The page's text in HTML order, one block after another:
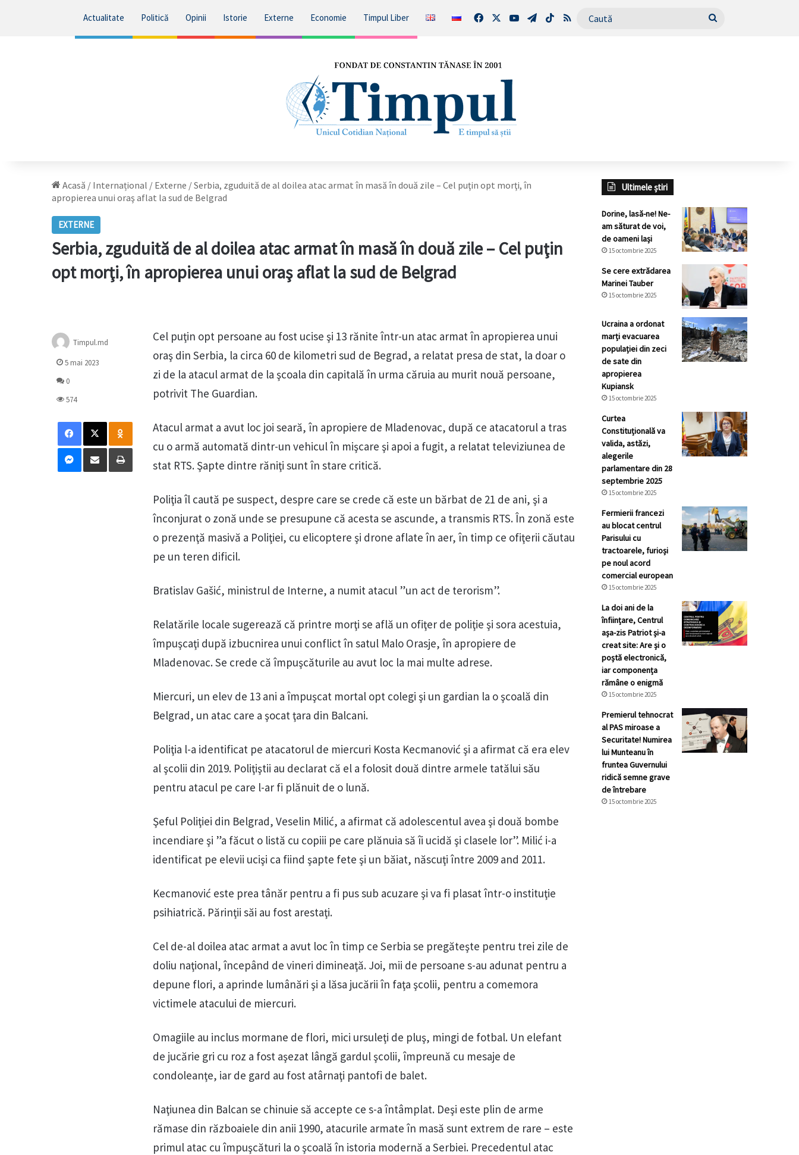
Actualitate Politică Opinii Istorie Externe Economie Timpul Liber FacebookYouTubeTelegram
TikTokRSS Caută
Acasă / Internațional / Externe /Serbia, zguduită de al doilea atac armat în masă în două zile – Cel puţin opt morţi, în
apropierea unui oraş aflat la sud de Belgrad
EXTERNE
Serbia, zguduită de al doilea atac armat în masă în două zile – Cel puţin
opt morţi, în apropierea unui oraş aflat la sud de Belgrad
Cel puţin opt persoane au fost ucise şi 13 rănite într-un atac armat în apropierea unui
oraş din Serbia, la circa 60 de kilometri sud de Begrad, a relatat presa de stat, la doar o
zi de la atacul armat de la şcoala din capitală în urma căruia au murit nouă persoane,
potrivit The Guardian.
Atacul armat a avut loc joi seară, în apropiere de Mladenovac, după ce atacatorul a tras
cu o armă automată dintr-un vehicul în mişcare şi apoi a fugit, a relatat televiziunea de
stat RTS. Şapte dintre răniţi sunt în stare critică.
Poliţia îl caută pe suspect, despre care se crede că este un bărbat de 21 de ani, şi a
înconjurat o zonă unde se presupune că acesta se ascunde, a transmis RTS. În zonă este
o prezenţă masivă a Poliţiei, cu elicoptere şi drone aflate în aer, în timp ce ofiţerii căutau
pe un teren dificil.
Bratislav Gašić, ministrul de Interne, a numit atacul ”un act de terorism”.
Relatările locale sugerează că printre morţi se află un ofiţer de poliţie şi sora acestuia,
împuşcaţi după izbucnirea unui conflict în satul Malo Orasje, în apropiere de
Mladenovac. Se crede că împuşcăturile au avut loc la mai multe adrese.
Miercuri, un elev de 13 ani a împuşcat mortal opt colegi şi un gardian la o şcoală din
Belgrad, un atac care a şocat ţara din Balcani.
Poliţia l-a identificat pe atacatorul de miercuri Kosta Kecmanović şi a afirmat că era elev
al şcolii din 2019. Poliţiştii au declarat că el a folosit două dintre armele tatălui său
pentru atacul pe care l-ar fi plănuit de o lună.
Şeful Poliţiei din Belgrad, Veselin Milić, a afirmat că adolescentul avea şi două bombe
incendiare şi ”a făcut o listă cu copiii pe care plănuia să îi ucidă şi clasele lor”. Milić i-a
identificat pe elevii ucişi ca fiind şapte fete şi un băiat, născuţi între 2009 and 2011.
Kecmanović este prea tânăr pentru a fi pus sub acuzare şi va fi plasat într-o instituţie
psihiatrică. Părinţii săi au fost arestaţi.
Cel de-al doilea atac armat a avut loc în timp ce Serbia se pregăteşte pentru trei zile de
doliu naţional, începând de vineri dimineaţă. Joi, mii de persoane s-au adunat pentru a
depune flori, a aprinde lumânări şi a lăsa jucării în faţa şcolii, pentru a comemora
victimele atacului de miercuri.
Omagiile au inclus mormane de flori, mici ursuleţi de pluş, mingi de fotbal. Un elefant
de jucărie gri cu roz a fost aşezat lângă gardul şcolii, împreună cu mesaje de
condoleanţe, iar de gard au fost atârnaţi pantofi de balet.
Naţiunea din Balcan se chinuie să accepte ce s-a întâmplat. Deşi este plin de arme
rămase din războaiele din anii 1990, atacurile armate în masă sunt extrem de rare – este
primul atac cu împuşcături la o şcoală în istoria modernă a Serbiei. Precedentul atac
Timpul.md
5 mai 2023
0
574
Facebook
X Odnoklassniki
Messenger
Distribuie prin mail Tipărește
Ultimele știri
Dorine, lasă-ne! Ne-
am săturat de voi,
de oameni lași
15 octombrie 2025
Se cere extrădarea
Marinei Tauber
15 octombrie 2025
Ucraina a ordonat
marți evacuarea
populației din zeci
de sate din
apropierea
Kupiansk
15 octombrie 2025
Curtea
Constituțională va
valida, astăzi,
alegerile
parlamentare din 28
septembrie 2025
15 octombrie 2025
Fermierii francezi
au blocat centrul
Parisului cu
tractoarele, furioși
pe noul acord
comercial european
15 octombrie 2025
La doi ani de la
înființare, Centrul
așa-zis Patriot și-a
creat site: Are și o
poștă electronică,
iar componența
rămâne o enigmă
15 octombrie 2025
Premierul tehnocrat
al PAS miroase a
Securitate! Numirea
lui Munteanu în
fruntea Guvernului
ridică semne grave
de întrebare
15 octombrie 2025